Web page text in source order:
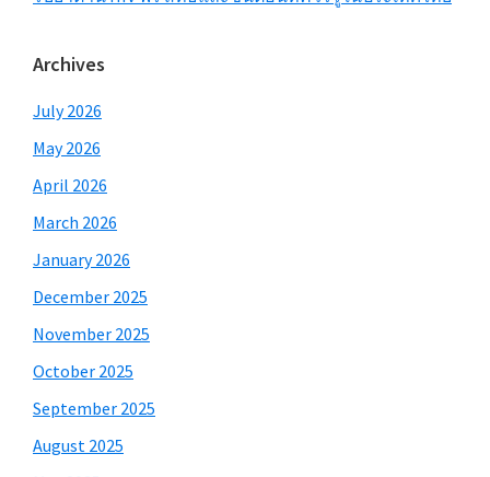
Archives
July 2026
May 2026
April 2026
March 2026
January 2026
December 2025
November 2025
October 2025
September 2025
August 2025